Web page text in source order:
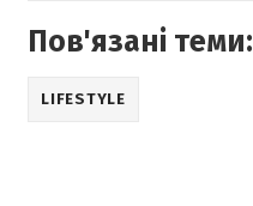
Пов'язані теми:
LIFESTYLE